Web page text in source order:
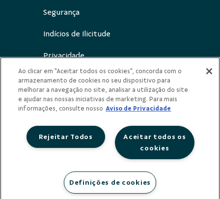
Segurança
Indícios de Ilicitude
Privacidade
Redes Sociais
DA AMAZONIA LTDA - SICOOB CREDISUL
CNPJ 03.632.872/0001-60
Ao clicar em "Aceitar todos os cookies", concorda com o
armazenamento de cookies no seu dispositivo para
melhorar a navegação no site, analisar a utilização do site
e ajudar nas nossas iniciativas de marketing. Para mais
informações, consulte nosso Aviso de Privacidade
Aceitar todos os
cookies
Rejeitar Todos
Definições de cookies